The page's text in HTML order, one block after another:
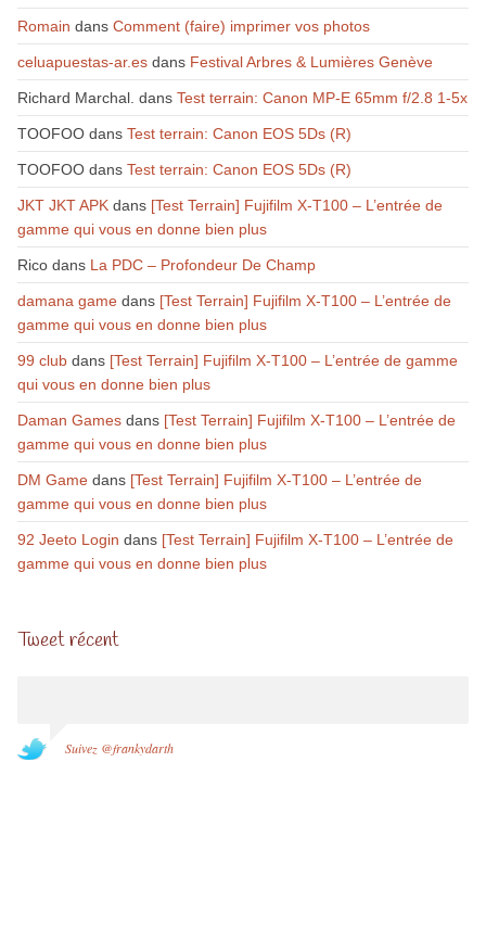
Romain dans Comment (faire) imprimer vos photos
celuapuestas-ar.esdans Festival Arbres & Lumières Genève
Richard Marchal. dans Test terrain: Canon MP-E 65mm f/2.8 1-5x
TOOFOOdans Test terrain: Canon EOS 5Ds (R)
TOOFOOdans Test terrain: Canon EOS 5Ds (R)
JKT JKT APKdans [Test Terrain] Fujifilm X-T100 – L’entrée de
gamme qui vous en donne bien plus
Ricodans La PDC – Profondeur De Champ
damana gamedans [Test Terrain] Fujifilm X-T100 – L’entrée de
gamme qui vous en donne bien plus
99 clubdans [Test Terrain] Fujifilm X-T100 – L’entrée de gamme
qui vous en donne bien plus
Daman Gamesdans [Test Terrain] Fujifilm X-T100 – L’entrée de
gamme qui vous en donne bien plus
DM Gamedans [Test Terrain] Fujifilm X-T100 – L’entrée de
gamme qui vous en donne bien plus
92 Jeeto Login dans [Test Terrain] Fujifilm X-T100 – L’entrée de
gamme qui vous en donne bien plus
Tweet récent
Suivez @frankydarth